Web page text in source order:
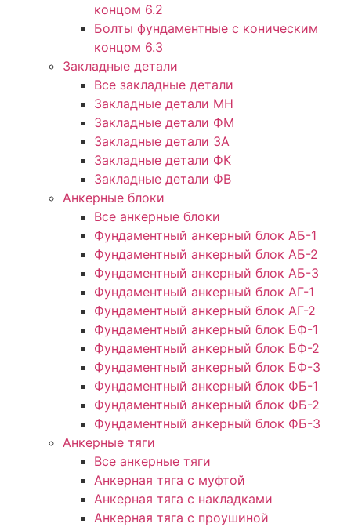
концом 6.2
Болты фундаментные с коническим
концом 6.3
Закладные детали
Все закладные детали
Закладные детали МН
Закладные детали ФМ
Закладные детали ЗА
Закладные детали ФК
Закладные детали ФВ
Анкерные блоки
Все анкерные блоки
Фундаментный анкерный блок АБ-1
Фундаментный анкерный блок АБ-2
Фундаментный анкерный блок АБ-3
Фундаментный анкерный блок АГ-1
Фундаментный анкерный блок АГ-2
Фундаментный анкерный блок БФ-1
Фундаментный анкерный блок БФ-2
Фундаментный анкерный блок БФ-3
Фундаментный анкерный блок ФБ-1
Фундаментный анкерный блок ФБ-2
Фундаментный анкерный блок ФБ-3
Анкерные тяги
Все анкерные тяги
Анкерная тяга с муфтой
Анкерная тяга с накладками
Анкерная тяга с проушиной